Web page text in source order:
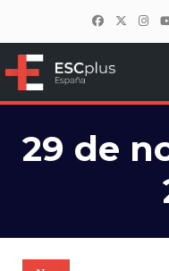
ESCplus
29 de